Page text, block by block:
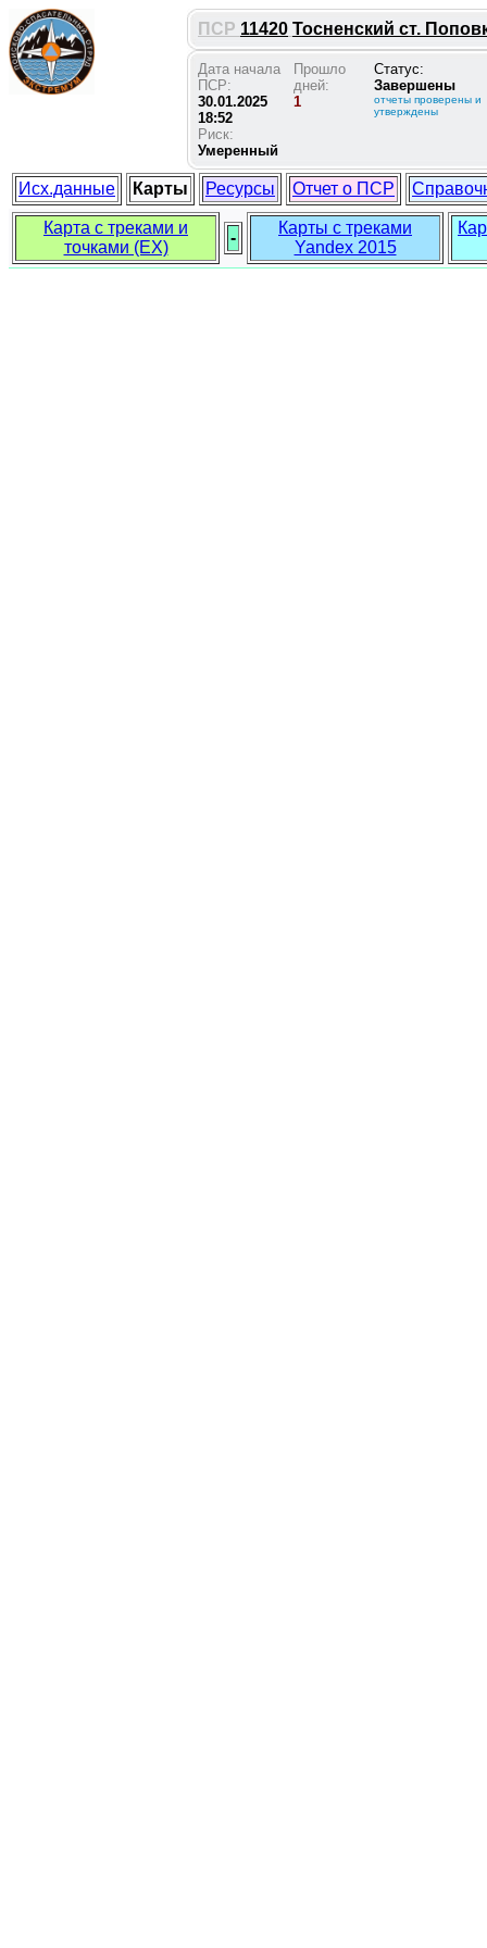
ПСР 11420 Тосненский ст.
Дата начала
ПСР:
30.01.2025
18:52
Риск:
Умеренный
Прошло
дней:
1
Статус:
Завершены
отчеты проверены и
утверждены
Исх.данные Карты Ресурсы Отчет о ПСР
Карта с треками и
точками (EX)
-
Карты с треками
Yandex 2015